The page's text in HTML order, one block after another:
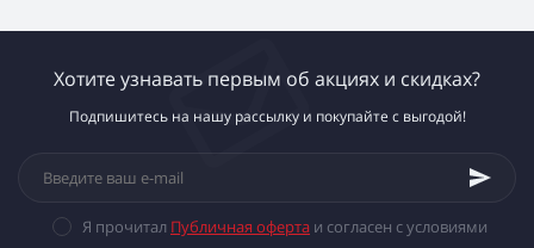
Хотите узнавать первым об акциях и скидках?
Подпишитесь на нашу рассылку и покупайте с выгодой!
Я прочитал Публичная оферта и согласен с условиями